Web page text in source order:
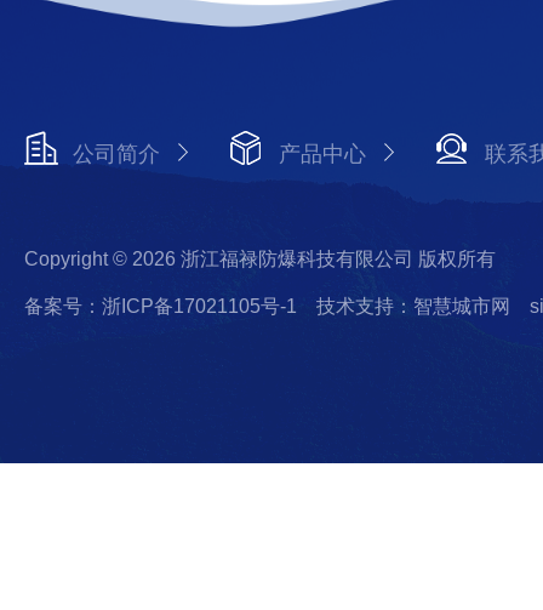
公司简介 产品中心 联系
Copyright © 2026 浙江福禄防爆科技有限公司 版权所有
备案号：浙ICP备17021105号-1 技术支持：智慧城市网